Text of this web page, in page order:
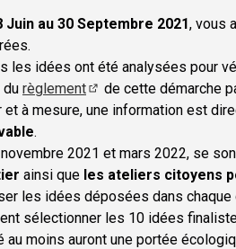
Juin au 30 Septembre 2021, vous
les idées ont été analysées pour
du règlement
(S'ouvre dans un
de cette démarche
et à mesure, une information est
.
novembre 2021 et mars 2022, se
ainsi que les ateliers citoyens
les idées déposées dans
sélectionner les 10 idées
au moins auront une portée